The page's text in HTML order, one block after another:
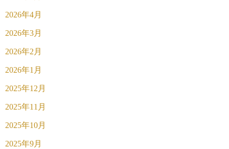
2026年4月
2026年3月
2026年2月
2026年1月
2025年12月
2025年11月
2025年10月
2025年9月